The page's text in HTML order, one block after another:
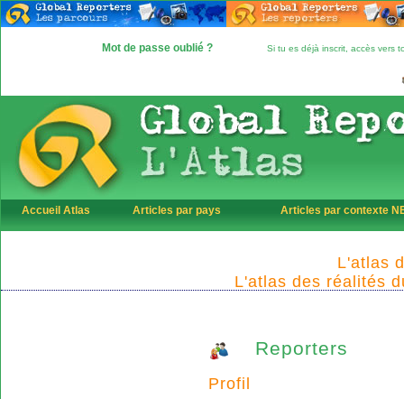
Mot de passe oublié ? Si tu es déjà inscrit, accès vers
Accueil Atlas Articles par pays Articles par contexte
L'atlas
L'atlas des réalités
Reporters
Profil